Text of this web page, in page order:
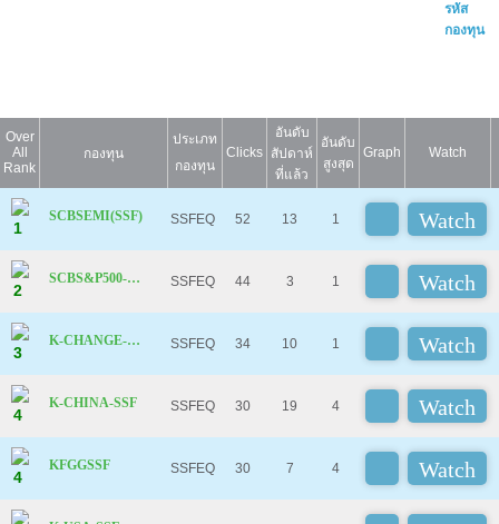
รหัส
กองทุน
Over
All
Rank
กองทุน
ประเภท
กองทุน
Clicks
อันดับ
สัปดาห์
ที่แล้ว
อันดับ
สูงสุด
Graph Watch
1
SCBSEMI(SSF) SSFEQ 52 13 1
2
SCBS&P500-SSF SSFEQ 44 3 1
3
K-CHANGE-SSF SSFEQ 34 10 1
4
K-CHINA-SSF SSFEQ 30 19 4
4
KFGGSSF SSFEQ 30 7 4